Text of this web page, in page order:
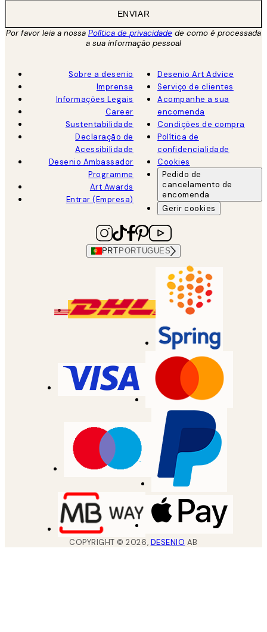
ENVIAR
Por favor leia a nossa Política de privacidade de como é processada
a sua informação pessoal
Sobre a desenio
Imprensa
Informações Legais
Career
Sustentabilidade
Declaração de
Acessibilidade
Desenio Ambassador
Programme
Art Awards
Entrar (Empresa)
Desenio Art Advice
Serviço de clientes
Acompanhe a sua
encomenda
Condições de compra
Política de
confidencialidade
Cookies
Pedido de
cancelamento de
encomenda
Gerir cookies
PRT PORTUGUES
COPYRIGHT ©2026, DESENIO AB